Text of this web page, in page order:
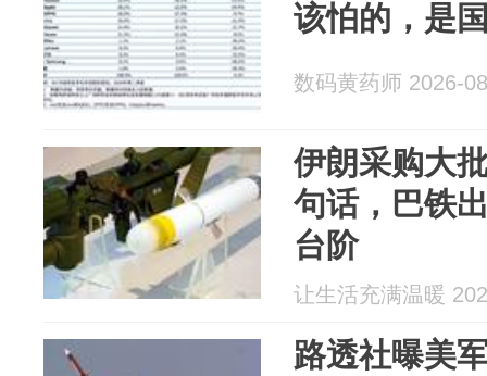
该怕的，是
数码黄药师 2026-
伊朗采购大
句话，巴铁
台阶
让生活充满温暖
路透社曝美